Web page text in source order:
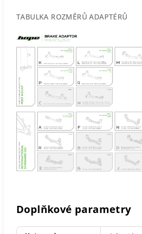
TABULKA ROZMĚRŮ ADAPTÉRŮ
Doplňkové parametry